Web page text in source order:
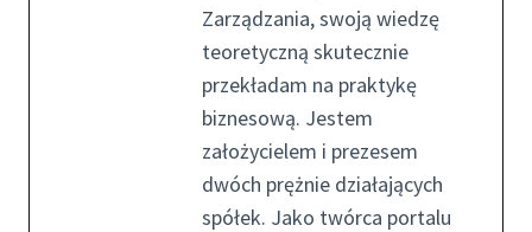
Zarządzania, swoją wiedzę
teoretyczną skutecznie
przekładam na praktykę
biznesową. Jestem
założycielem i prezesem
dwóch prężnie działających
spółek. Jako twórca portalu